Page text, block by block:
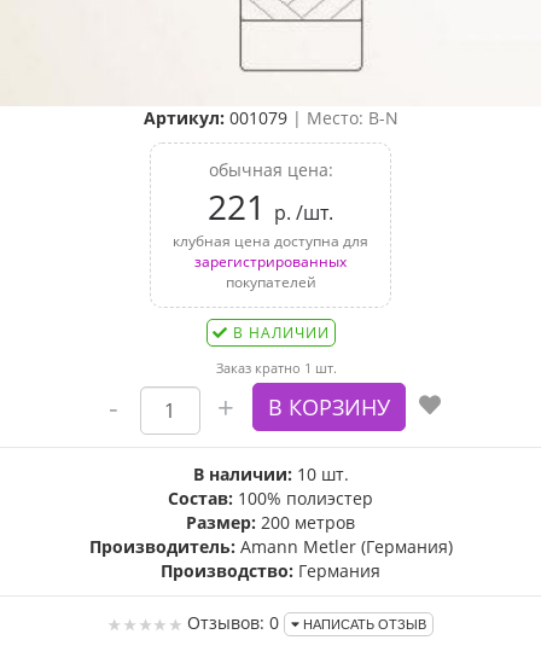
Артикул: 001079| Место: B-N
обычная цена:
221 р. /шт.
клубная цена доступна для
зарегистрированных
покупателей
В НАЛИЧИИ
Заказ кратно 1 шт.
В наличии: 10 шт.
Состав: 100% полиэстер
Размер: 200 метров
Производитель: Amann Metler (Германия)
Производство: Германия
Отзывов: 0 НАПИСАТЬ ОТЗЫВ